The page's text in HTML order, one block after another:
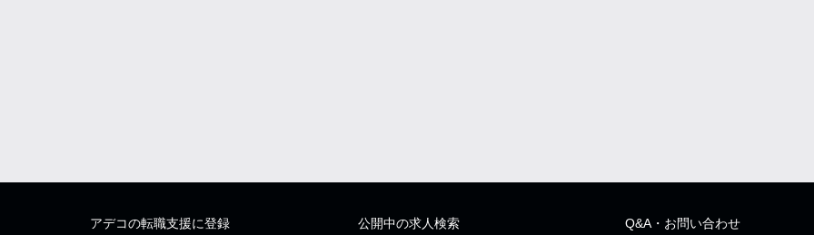
アデコの転職支援に登録
公開中の求人検索 Q&A・お問い合わせ